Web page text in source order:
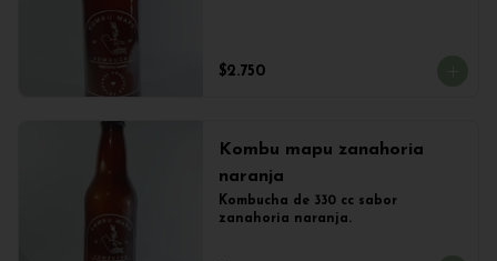
$2.750
Kombu mapu zanahoria
naranja
Kombucha de 330 cc sabor
zanahoria naranja.